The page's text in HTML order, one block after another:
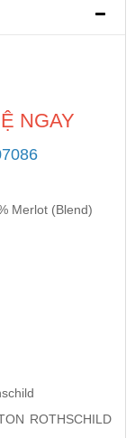
NGAY
Merlot (Blend)